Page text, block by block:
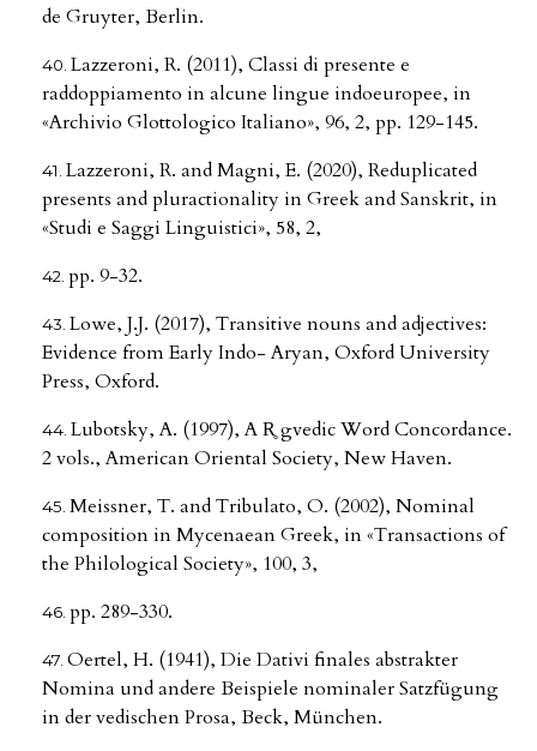
de Gruyter, Berlin.
Lazzeroni, R. (2011), Classi di presente e
raddoppiamento in alcune lingue indoeuropee, in
«Archivio Glottologico Italiano», 96, 2, pp. 129-145.
Lazzeroni, R. and Magni, E. (2020), Reduplicated
presents and pluractionality in Greek and Sanskrit, in
«Studi e Saggi Linguistici», 58, 2,
pp. 9-32.
Lowe, J.J. (2017), Transitive nouns and adjectives:
Evidence from Early Indo- Aryan, Oxford University
Press, Oxford.
Lubotsky, A. (1997), A R̥ gvedic Word Concordance.
2 vols., American Oriental Society, New Haven.
Meissner, T. and Tribulato, O. (2002), Nominal
composition in Mycenaean Greek, in «Τransactions of
the Philological Society», 100, 3,
pp. 289-330.
Oertel, H. (1941), Die Dativi finales abstrakter
Nomina und andere Beispiele nominaler Satzfügung
in der vedischen Prosa, Beck, München.